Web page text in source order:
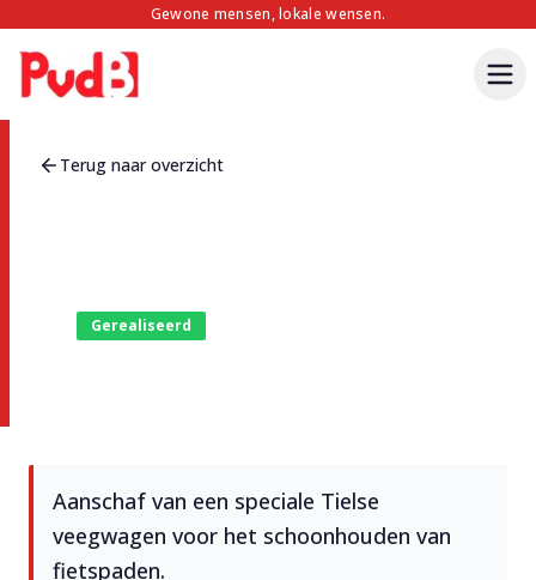
Gewone mensen, lokale wensen.
Terug naar overzicht
Gerealiseerd
Aanschaf van een speciale Tielse
veegwagen voor het schoonhouden van
fietspaden.